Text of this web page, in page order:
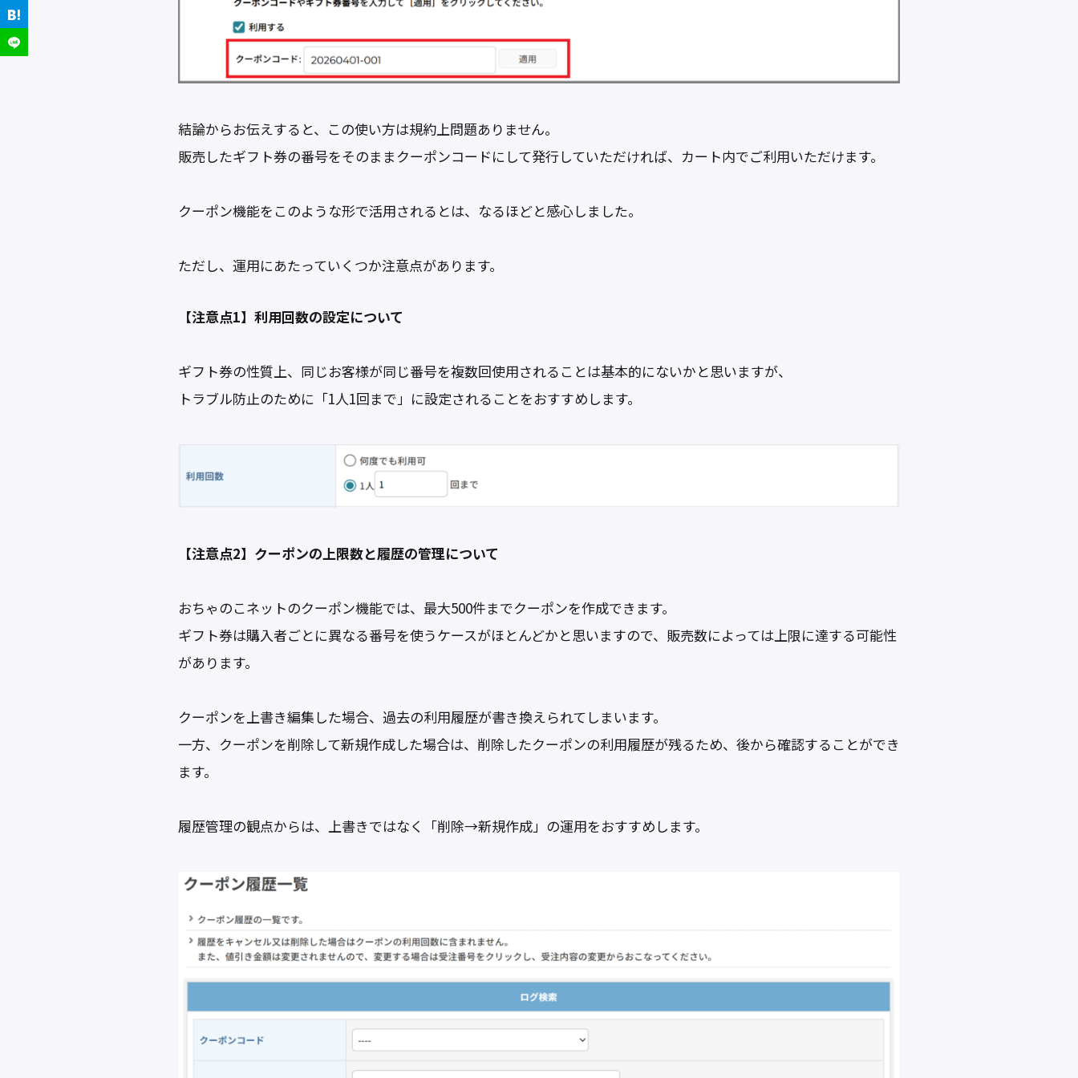
結論からお伝えすると、この使い方は規約上問題ありません。
販売したギフト券の番号をそのままクーポンコードにして発行していただければ、カート内でご利用いただけます。
クーポン機能をこのような形で活用されるとは、なるほどと感心しました。
ただし、運用にあたっていくつか注意点があります。
【注意点1】利用回数の設定について
ギフト券の性質上、同じお客様が同じ番号を複数回使用されることは基本的にないかと思いますが、
トラブル防止のために「1人1回まで」に設定されることをおすすめします。
【注意点2】クーポンの上限数と履歴の管理について
おちゃのこネットのクーポン機能では、最大500件までクーポンを作成できます。
ギフト券は購入者ごとに異なる番号を使うケースがほとんどかと思いますので、販売数によっては上限に達する可能性
があります。
クーポンを上書き編集した場合、過去の利用履歴が書き換えられてしまいます。
一方、クーポンを削除して新規作成した場合は、削除したクーポンの利用履歴が残るため、後から確認することができ
ます。
履歴管理の観点からは、上書きではなく「削除→新規作成」の運用をおすすめします。